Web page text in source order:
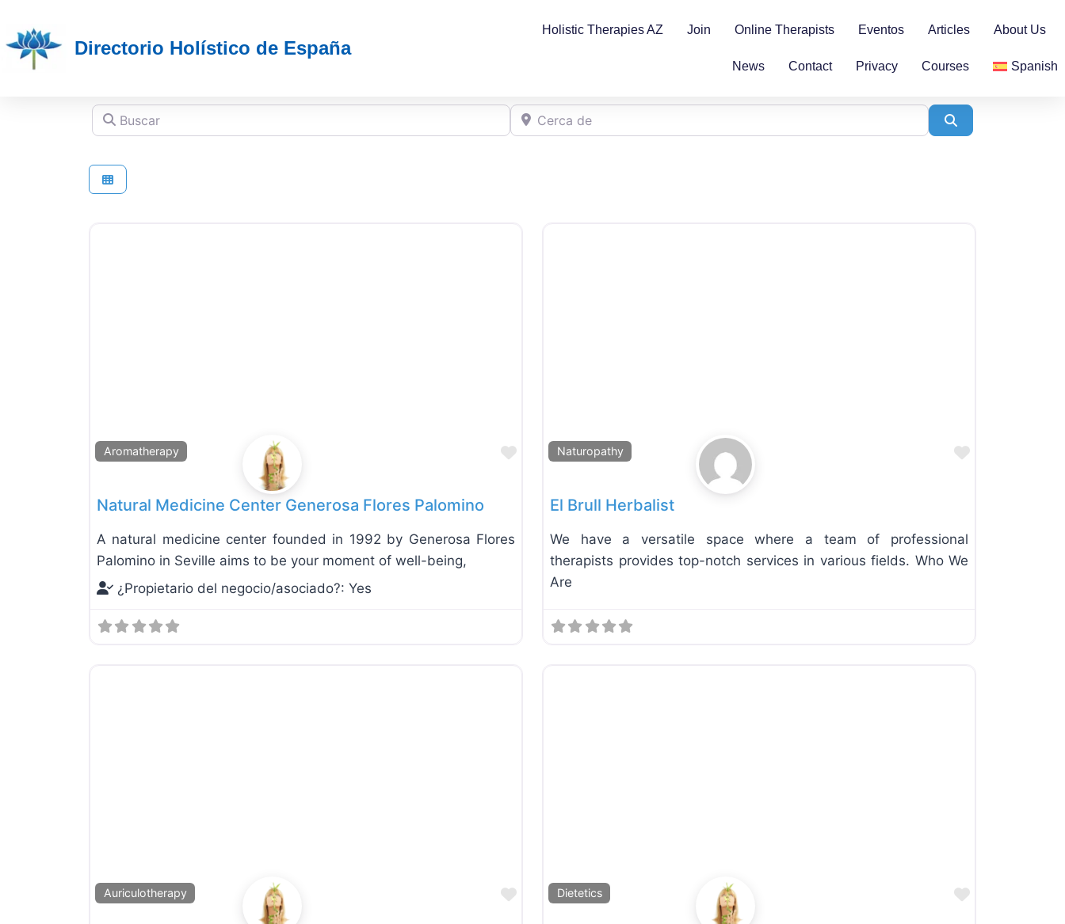
Directorio Holístico de España
Holistic Therapies AZ Join Online Therapists Eventos Articles About Us
News Contact Privacy Courses Spanish
Buscar Cerca de
Aromatherapy Favorite
Natural Medicine Center Generosa Flores Palomino
A natural medicine center founded in 1992 by Generosa Flores
Palomino in Seville aims to be your moment of well-being,
¿Propietario del negocio/asociado?:Yes
Naturopathy Favorite
El Brull Herbalist
We have a versatile space where a team of professional
therapists provides top-notch services in various fields. Who We
Are
Auriculotherapy FavoriteDietetics Favorite